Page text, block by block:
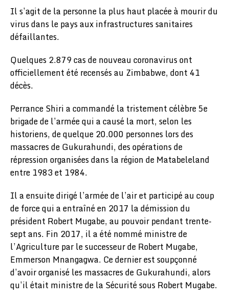
Il s’agit de la personne la plus haut placée à mourir du
virus dans le pays aux infrastructures sanitaires
défaillantes.
Quelques 2.879 cas de nouveau coronavirus ont
officiellement été recensés au Zimbabwe, dont 41
décès.
Perrance Shiri a commandé la tristement célèbre 5e
brigade de l’armée qui a causé la mort, selon les
historiens, de quelque 20.000 personnes lors des
massacres de Gukurahundi, des opérations de
répression organisées dans la région de Matabeleland
entre 1983 et 1984.
Il a ensuite dirigé l’armée de l’air et participé au coup
de force qui a entraîné en 2017 la démission du
président Robert Mugabe, au pouvoir pendant trente-
sept ans. Fin 2017, il a été nommé ministre de
l’Agriculture par le successeur de Robert Mugabe,
Emmerson Mnangagwa. Ce dernier est soupçonné
d’avoir organisé les massacres de Gukurahundi, alors
qu’il était ministre de la Sécurité sous Robert Mugabe.